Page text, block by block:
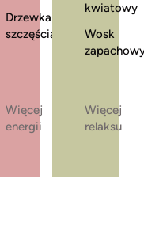
Drzewka
szczęścia
Więcej
energii
kwiatowy
Wosk
Więcej
relaksu